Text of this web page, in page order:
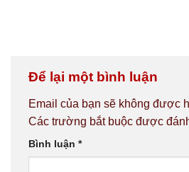
Để lại một bình luận
Email của bạn sẽ không được
Các trường bắt buộc được
Bình luận *